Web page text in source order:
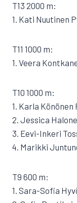
T13 2000 m:
1. Kati Nuutinen
T11 1000 m:
1. Veera
T10 1000 m:
1. Karla
2. Jessica
3. Eevi-Inkeri
4. Marikki
T9 600 m:
1. Sara-Sofia